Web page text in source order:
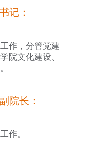
记：
作，分管党建
院文化建设、
院长：
作。